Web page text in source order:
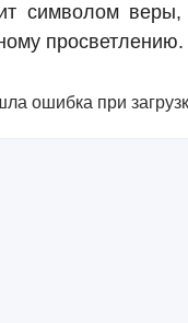
символом
просветлению.
ошибка при